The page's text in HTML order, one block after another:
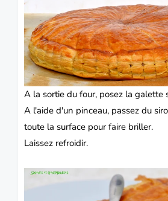
A la sortie du four, posez la galette
A l'aide d'un pinceau, passez du
toute la surface pour faire briller.
Laissez refroidir.